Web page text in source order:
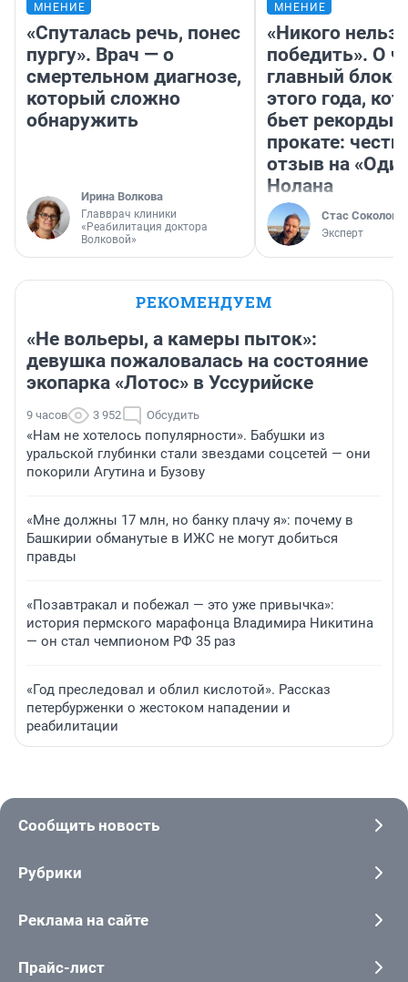
МНЕНИЕ
«Спуталась речь, понес
пургу». Врач — о
смертельном диагнозе,
который сложно
обнаружить
Ирина Волкова
Главврач клиники
«Реабилитация доктора
Волковой»
МНЕНИЕ
«Никого нельзя
победить». О
главный
этого года,
бьет рекорды в
прокате:
отзыв на
Нолана
Стас Соколов
Эксперт
РЕКОМЕНДУЕМ
«Не вольеры, а камеры пыток»:
девушка пожаловалась на состояние
экопарка «Лотос» в Уссурийске
9 часов 3 952 Обсудить
«Нам не хотелось популярности». Бабушки из
уральской глубинки стали звездами соцсетей — они
покорили Агутина и Бузову
«Мне должны 17 млн, но банку плачу я»: почему в
Башкирии обманутые в ИЖС не могут добиться
правды
«Позавтракал и побежал — это уже привычка»:
история пермского марафонца Владимира Никитина
— он стал чемпионом РФ 35 раз
«Год преследовал и облил кислотой». Рассказ
петербурженки о жестоком нападении и
реабилитации
Сообщить новость
Рубрики
Реклама на сайте
Прайс-лист